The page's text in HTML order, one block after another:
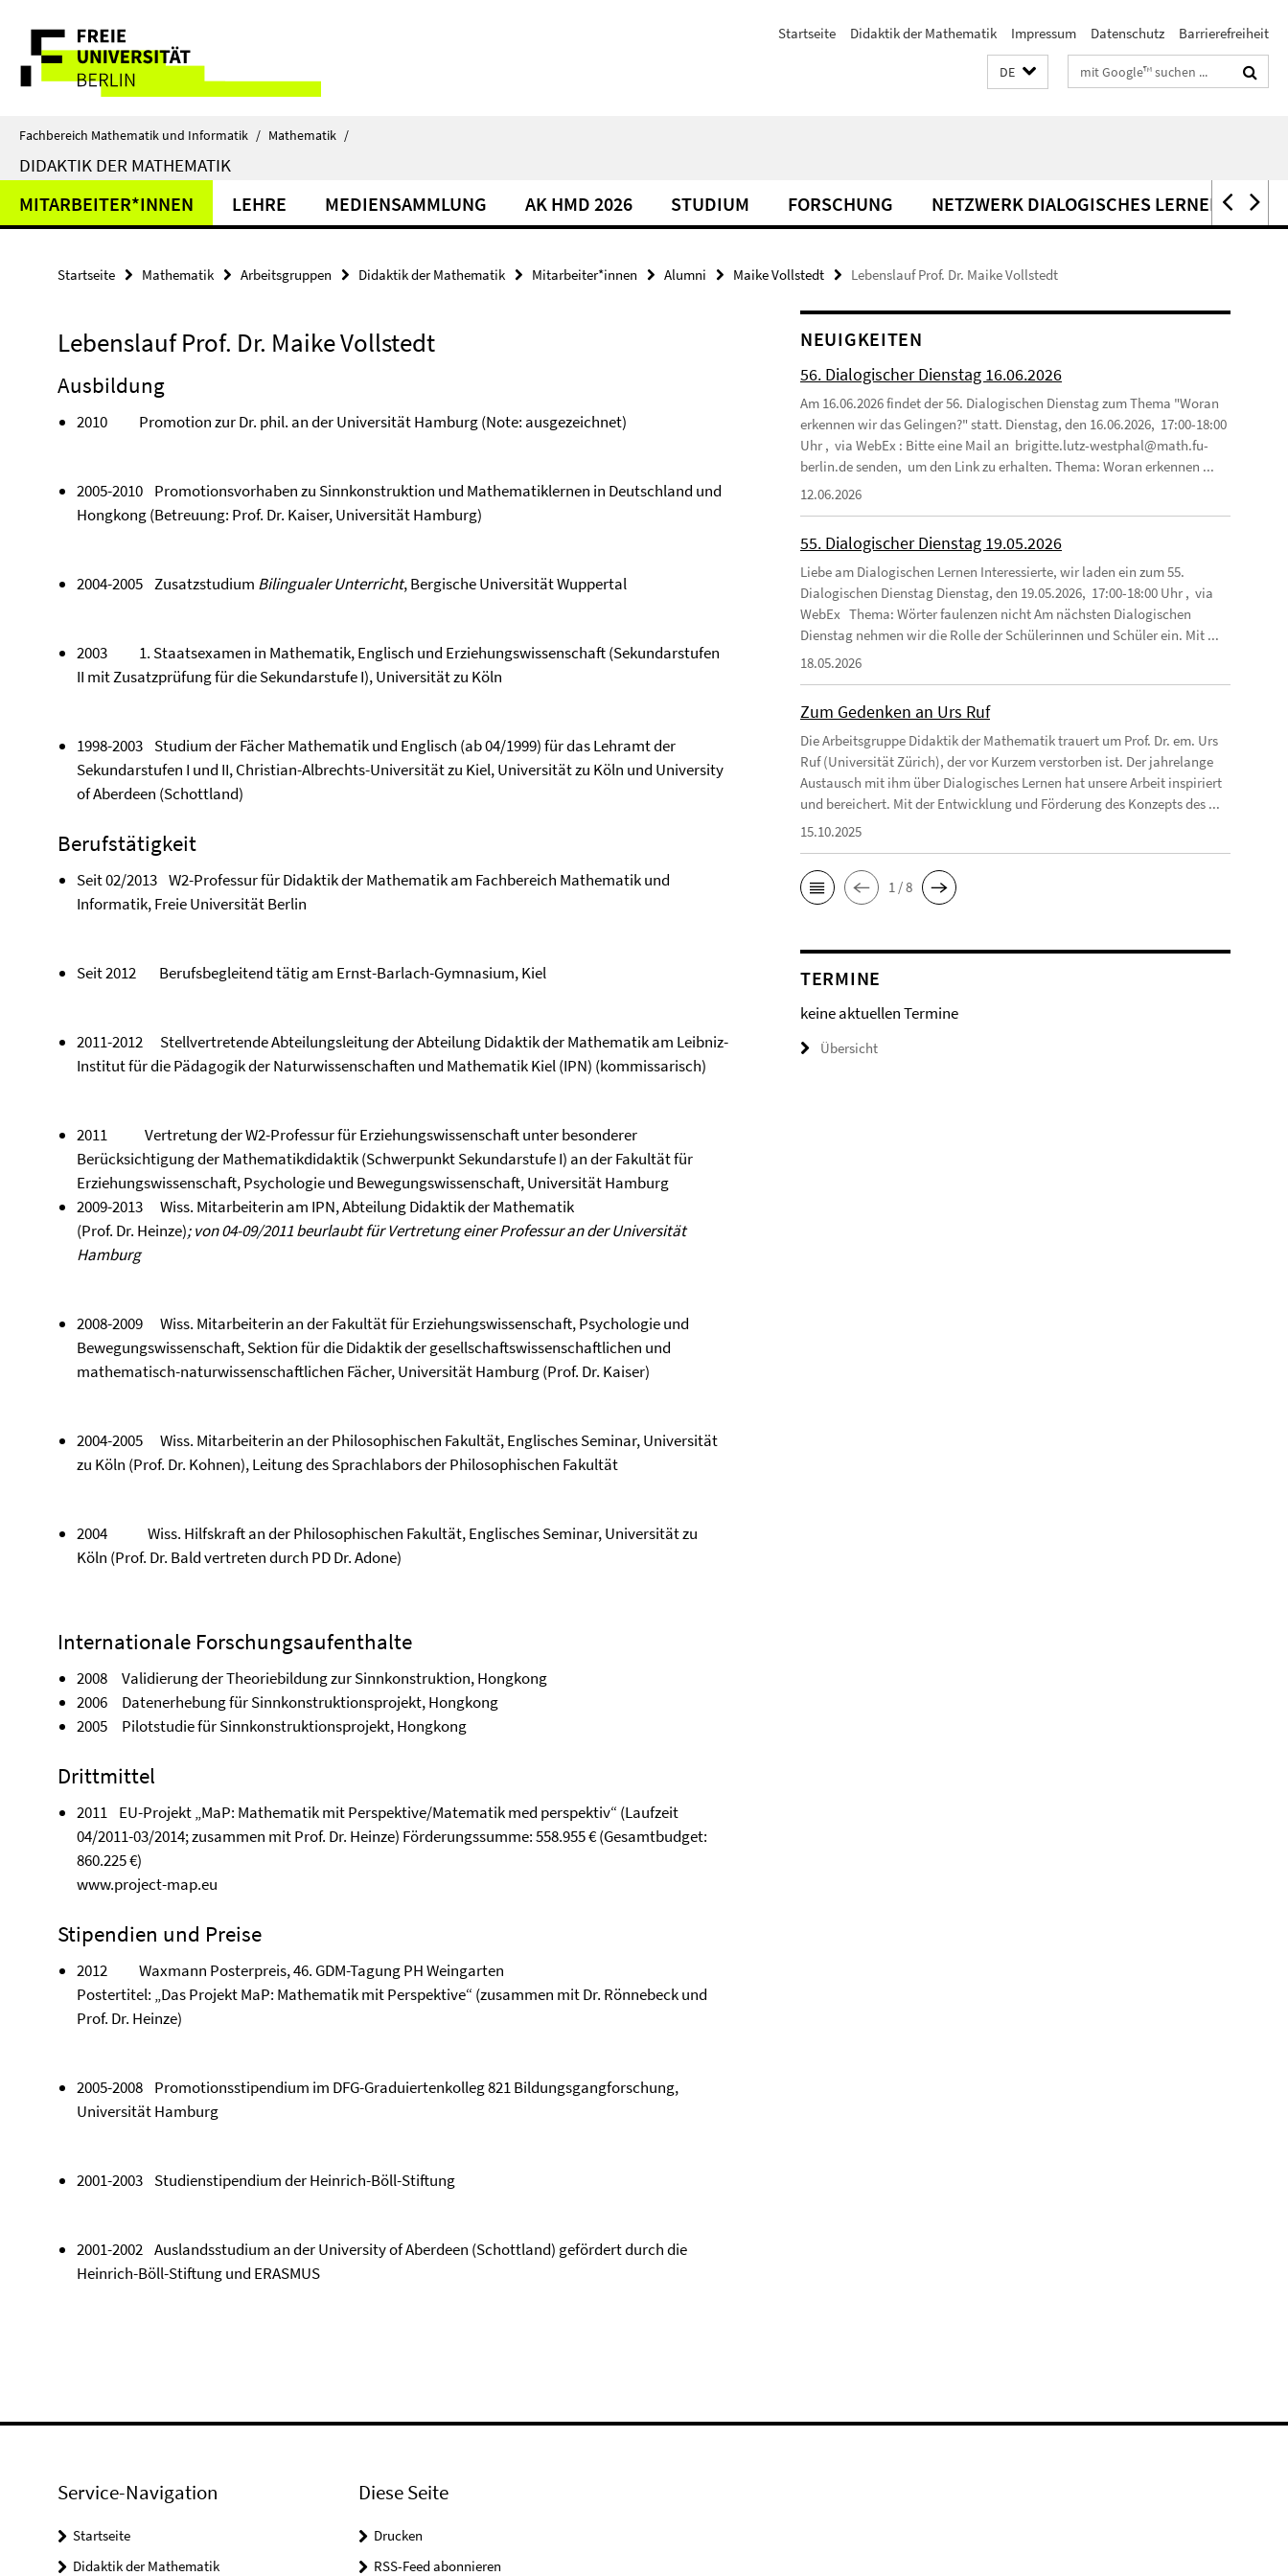
direkt
Inhalt
Service-
Navigation
Startseite Didaktik der Mathematik Impressum Datenschutz Barrierefreiheit
DE Suchbegriffe
Fachbereich Mathematik und Informatik / Mathematik /
DIDAKTIK DER MATHEMATIK
MITARBEITER*INNEN LEHRE MEDIENSAMMLUNG AK HMD 2026 STUDIUM FORSCHUNG NETZWERK DIALOGISCHES LERNEN
Startseite Mathematik Arbeitsgruppen Didaktik der Mathematik Mitarbeiter*innen Alumni Maike Vollstedt Lebenslauf Prof. Dr. Maike Vollstedt
Lebenslauf Prof. Dr. Maike Vollstedt
Ausbildung
2010 Promotion zur Dr. phil. an der Universität Hamburg (Note: ausgezeichnet)
2005-2010 Promotionsvorhaben zu Sinnkonstruktion und Mathematiklernen in Deutschland und
Hongkong (Betreuung: Prof. Dr. Kaiser, Universität Hamburg)
2004-2005 Zusatzstudium Bilingualer Unterricht, Bergische Universität Wuppertal
2003 1. Staatsexamen in Mathematik, Englisch und Erziehungswissenschaft (Sekundarstufen
II mit Zusatzprüfung für die Sekundarstufe I), Universität zu Köln
1998-2003 Studium der Fächer Mathematik und Englisch (ab 04/1999) für das Lehramt der
Sekundarstufen I und II, Christian-Albrechts-Universität zu Kiel, Universität zu Köln und University
of Aberdeen (Schottland)
Berufstätigkeit
Seit 02/2013 W2-Professur für Didaktik der Mathematik am Fachbereich Mathematik und
Informatik, Freie Universität Berlin
Seit 2012 Berufsbegleitend tätig am Ernst-Barlach-Gymnasium, Kiel
2011-2012 Stellvertretende Abteilungsleitung der Abteilung Didaktik der Mathematik am Leibniz-
Institut für die Pädagogik der Naturwissenschaften und Mathematik Kiel (IPN) (kommissarisch)
2011 Vertretung der W2-Professur für Erziehungswissenschaft unter besonderer
Berücksichtigung der Mathematikdidaktik (Schwerpunkt Sekundarstufe I) an der Fakultät für
Erziehungswissenschaft, Psychologie und Bewegungswissenschaft, Universität Hamburg
2009-2013 Wiss. Mitarbeiterin am IPN, Abteilung Didaktik der Mathematik
(Prof. Dr. Heinze); von 04-09/2011 beurlaubt für Vertretung einer Professur an der Universität
Hamburg
2008-2009 Wiss. Mitarbeiterin an der Fakultät für Erziehungswissenschaft, Psychologie und
Bewegungswissenschaft, Sektion für die Didaktik der gesellschaftswissenschaftlichen und
mathematisch-naturwissenschaftlichen Fächer, Universität Hamburg (Prof. Dr. Kaiser)
2004-2005 Wiss. Mitarbeiterin an der Philosophischen Fakultät, Englisches Seminar, Universität
zu Köln (Prof. Dr. Kohnen), Leitung des Sprachlabors der Philosophischen Fakultät
2004 Wiss. Hilfskraft an der Philosophischen Fakultät, Englisches Seminar, Universität zu
Köln (Prof. Dr. Bald vertreten durch PD Dr. Adone)
Internationale Forschungsaufenthalte
2008 Validierung der Theoriebildung zur Sinnkonstruktion, Hongkong
2006 Datenerhebung für Sinnkonstruktionsprojekt, Hongkong
2005
Pilotstudie für Sinnkonstruktionsprojekt, Hongkong
Drittmittel
2011 EU-Projekt „MaP: Mathematik mit Perspektive/Matematik med perspektiv“ (Laufzeit
04/2011-03/2014; zusammen mit Prof. Dr. Heinze) Förderungssumme:558.955€ (Gesamtbudget:
860.225 €)
www.project-map.eu
Stipendien und Preise
2012 Waxmann Posterpreis, 46. GDM-Tagung PH Weingarten
Postertitel: „Das Projekt MaP: Mathematik mit Perspektive“ (zusammen mit Dr. Rönnebeck und
Prof. Dr. Heinze)
2005-2008 Promotionsstipendium im DFG-Graduiertenkolleg 821 Bildungsgangforschung,
Universität Hamburg
2001-2003 Studienstipendium der Heinrich-Böll-Stiftung
2001-2002 Auslandsstudium an der University of Aberdeen (Schottland) gefördert durch die
Heinrich-Böll-Stiftung und ERASMUS
NEUIGKEITEN
56. Dialogischer Dienstag 16.06.2026
Am 16.06.2026 findet der 56. Dialogischen Dienstag zum Thema "Woran
erkennen wir das Gelingen?" statt. Dienstag, den 16.06.2026, 17:00-18:00
Uhr , via WebEx : Bitte eine Mail an brigitte.lutz-westphal@math.fu-
berlin.de senden, um den Link zu erhalten. Thema: Woran erkennen ...
12.06.2026
55. Dialogischer Dienstag 19.05.2026
Liebe am Dialogischen Lernen Interessierte, wir laden ein zum 55.
Dialogischen Dienstag Dienstag, den 19.05.2026, 17:00-18:00 Uhr , via
WebEx Thema: Wörter faulenzen nicht Am nächsten Dialogischen
Dienstag nehmen wir die Rolle der Schülerinnen und Schüler ein. Mit ...
18.05.2026
Zum Gedenken an Urs Ruf
Die Arbeitsgruppe Didaktik der Mathematik trauert um Prof. Dr. em. Urs
Ruf (Universität Zürich), der vor Kurzem verstorben ist. Der jahrelange
Austausch mit ihm über Dialogisches Lernen hat unsere Arbeit inspiriert
und bereichert. Mit der Entwicklung und Förderung des Konzepts des ...
15.10.2025
1 / 8
TERMINE
keine aktuellen Termine
Übersicht
Service-Navigation
Startseite
Didaktik der Mathematik
Diese Seite
Drucken
RSS-Feed abonnieren